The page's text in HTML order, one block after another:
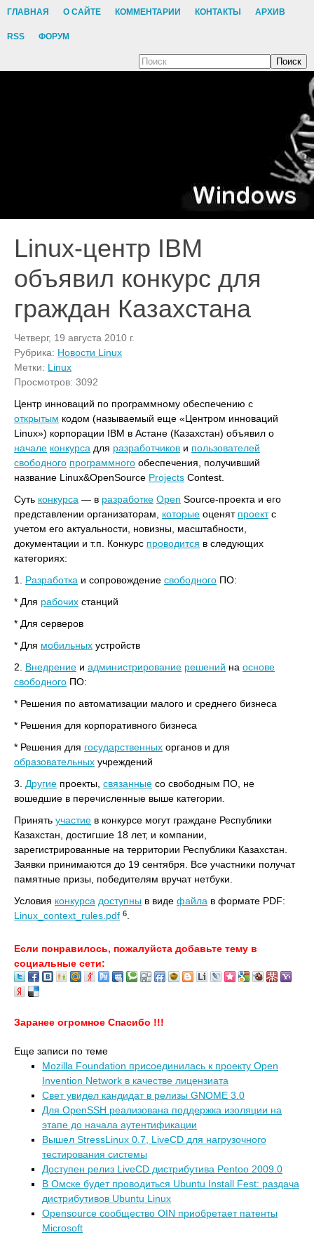
ГЛАВНАЯ О САЙТЕ КОММЕНТАРИИ КОНТАКТЫ АРХИВ
RSS ФОРУМ
Поиск
Linux-центр IBM
объявил конкурс для
граждан Казахстана
Четверг, 19 августа 2010 г.
Рубрика: Новости Linux
Метки: Linux
Просмотров: 3092
Центр инноваций по программному обеспечению с
открытым кодом (называемый еще «Центром инноваций
Linux») корпорации IBM в Астане (Казахстан) объявил о
начале конкурса для разработчиков и пользователей
свободного программного обеспечения, получивший
название Linux&OpenSource Projects Contest.
Суть конкурса — в разработке Open Source-проекта и его
представлении организаторам, которые оценят проектс
учетом его актуальности, новизны, масштабности,
документации и т.п. Конкурс проводится в следующих
категориях:
1. Разработка и сопровождение свободного ПО:
* Для рабочих станций
* Для серверов
* Для мобильных устройств
2. Внедрение и администрирование решений на основе
свободного ПО:
* Решения по автоматизации малого и среднего бизнеса
* Решения для корпоративного бизнеса
* Решения для государственных органов и для
образовательных учреждений
3. Другие проекты, связанные со свободным ПО, не
вошедшие в перечисленные выше категории.
Принять участие в конкурсе могут граждане Республики
Казахстан, достигшие 18 лет, и компании,
зарегистрированные на территории Республики Казахстан.
Заявки принимаются до 19 сентября. Все участники получат
памятные призы, победителям вручат нетбуки.
Условия конкурса доступны в виде файла в формате PDF:
Linux_context_rules.pdf 6
Если понравилось, пожалуйста добавьте тему в
социальные сети:
Заранее огромное Спасибо !!!
Еще записи по теме
Mozilla Foundation присоединилась к проекту Open
Invention Network в качестве лицензиата
Свет увидел кандидат в релизы GNOME 3.0
Для OpenSSH реализована поддержка изоляции на
этапе до начала аутентификации
Вышел StressLinux 0.7, LiveCD для нагрузочного
тестирования системы
Доступен релиз LiveCD дистрибутива Pentoo 2009.0
В Омске будет проводиться Ubuntu Install Fest: раздача
дистрибутивов Ubuntu Linux
Opensource сообщество OIN приобретает патенты
Microsoft